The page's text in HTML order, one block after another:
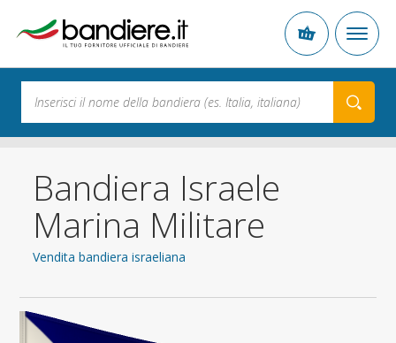
Bandiera Israele
Marina Militare
Vendita bandiera israeliana